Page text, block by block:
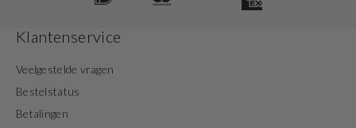
Klantenservice
Veelgestelde vragen
Bestelstatus
Betalingen